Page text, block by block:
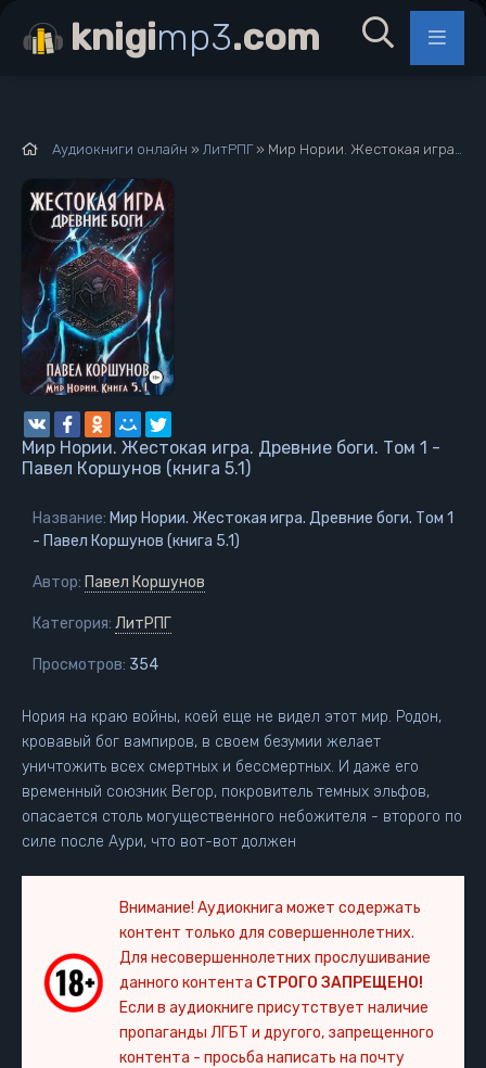
Аудиокниги онлайн » ЛитРПГ» Мир Нории. Жестокая игра. Древние боги. Том 1 - Павел Коршунов (книга 5.1)
Мир Нории. Жестокая игра. Древние боги. Том 1 -
Павел Коршунов (книга 5.1)
Название: Мир Нории. Жестокая игра. Древние боги. Том 1
- Павел Коршунов (книга 5.1)
Автор: Павел Коршунов
Категория: ЛитРПГ
Просмотров: 354
Нория на краю войны, коей еще не видел этот мир. Родон,
кровавый бог вампиров, в своем безумии желает
уничтожить всех смертных и бессмертных. И даже его
временный союзник Вегор, покровитель темных эльфов,
опасается столь могущественного небожителя - второго по
силе после Аури, что вот-вот должен
Внимание! Аудиокнига может содержать
контент только для совершеннолетних.
Для несовершеннолетних прослушивание
данного контента СТРОГО ЗАПРЕЩЕНО!
Если в аудиокниге присутствует наличие
пропаганды ЛГБТ и другого, запрещенного
контента - просьба написать на почту
knigimp3.com